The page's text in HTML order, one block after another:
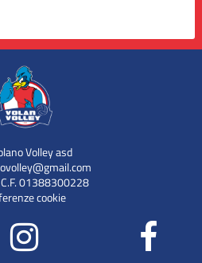
Volley asd
C.F. 01388300228
cookie